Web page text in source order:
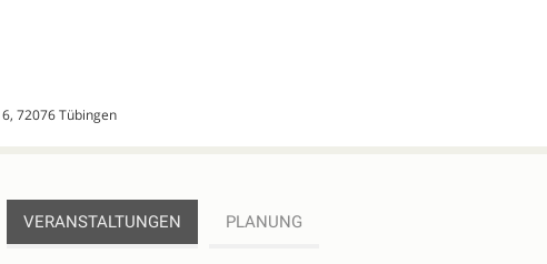
72076 Tübingen
VERANSTALTUNGEN PLANUNG